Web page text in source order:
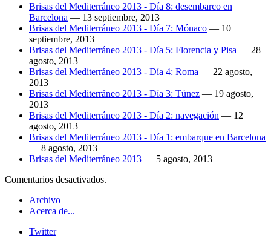
Brisas del Mediterráneo 2013 - Día 8: desembarco en
Barcelona — 13 septiembre, 2013
Brisas del Mediterráneo 2013 - Día 7: Mónaco — 10
septiembre, 2013
Brisas del Mediterráneo 2013 - Día 5: Florencia y Pisa — 28
agosto, 2013
Brisas del Mediterráneo 2013 - Día 4: Roma — 22 agosto,
2013
Brisas del Mediterráneo 2013 - Día 3: Túnez — 19 agosto,
2013
Brisas del Mediterráneo 2013 - Día 2: navegación — 12
agosto, 2013
Brisas del Mediterráneo 2013 - Día 1: embarque en Barcelona
— 8 agosto, 2013
Brisas del Mediterráneo 2013 — 5 agosto, 2013
Comentarios desactivados.
Archivo
Acerca de...
Twitter